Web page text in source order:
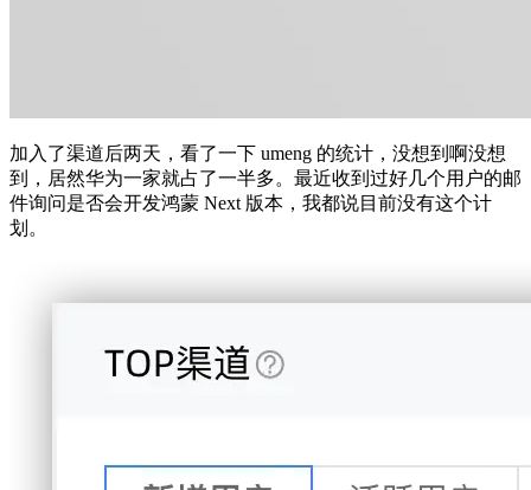
加入了渠道后两天，看了一下 umeng 的统计，没想到啊没想
到，居然华为一家就占了一半多。最近收到过好几个用户的邮
件询问是否会开发鸿蒙 Next 版本，我都说目前没有这个计
划。